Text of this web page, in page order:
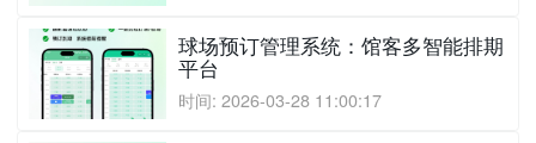
球场预订管理系统：馆客多智能排期
平台
时间: 2026-03-28 11:00:17